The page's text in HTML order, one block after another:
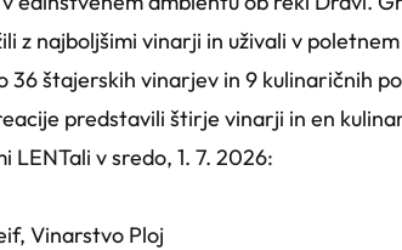
z najboljšimi vinarji in uživali v
štajerskih vinarjev in 9 kulinaričnih
predstavili štirje vinarji in en
LENTali v sredo, 1. 7. 2026:
Vinarstvo Ploj